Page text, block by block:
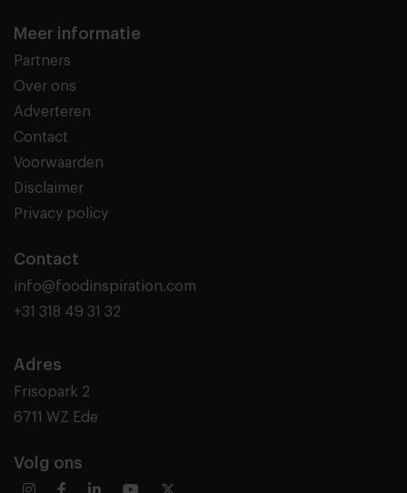
Meer informatie
Partners
Over ons
Adverteren
Contact
Voorwaarden
Disclaimer
Privacy policy
Contact
info@foodinspiration.com
+31 318 49 31 32
Adres
Frisopark 2
6711 WZ Ede
Volg ons